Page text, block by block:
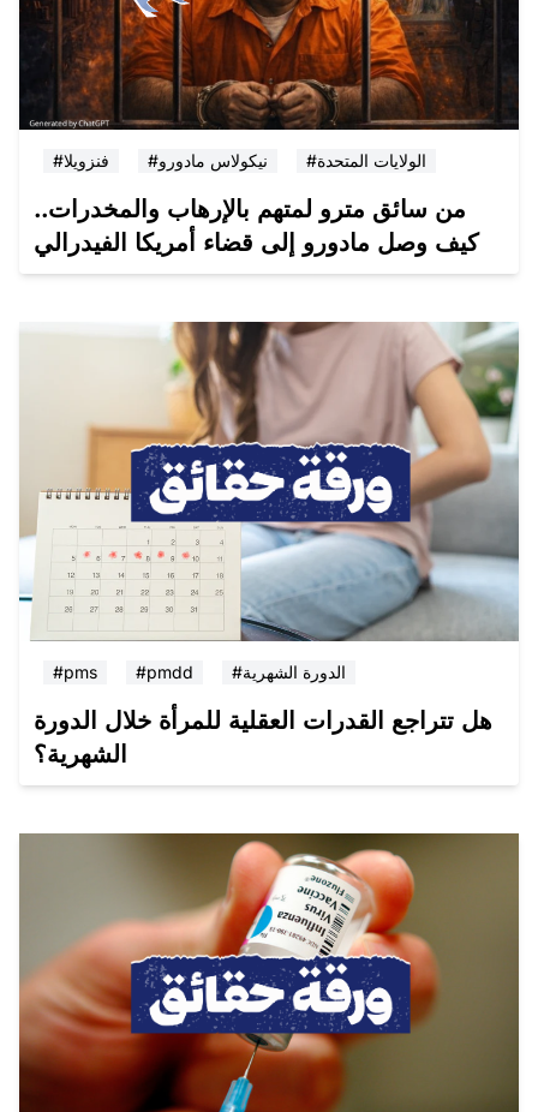
#فنزويلا #نيكولاس مادورو #الولايات المتحدة
من سائق مترو لمتهم بالإرهاب والمخدرات..
كيف وصل مادورو إلى قضاء أمريكا الفيدرالي
#pms #pmdd #الدورة الشهرية
هل تتراجع القدرات العقلية للمرأة خلال الدورة
الشهرية؟